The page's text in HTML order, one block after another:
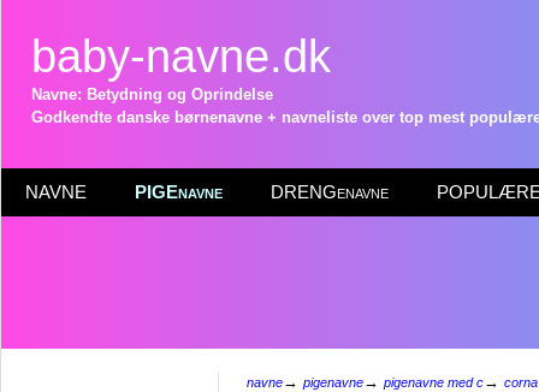
baby-navne.dk
Navne: Betydning og Oprindelse
Godkendte danske børnenavne + navneliste over top mest
NAVNE PIGEnavne DRENGenavne POPULÆRE
navne→ pigenavne→ pigenavne med c→ corna